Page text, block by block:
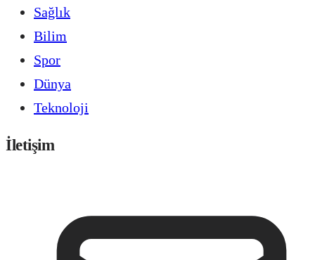
Sağlık
Bilim
Spor
Dünya
Teknoloji
İletişim